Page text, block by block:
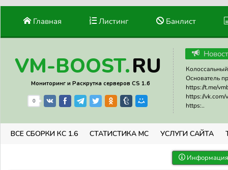
Главная Листинг Банлист
VM-BOOST.RU
Мониторинг и Раскрутка серверов CS 1.6
0
Основатель
https://t.me/
https://vk.com/
https:..
ВСЕ СБОРКИ КС 1.6 СТАТИСТИКА МС УСЛУГИ САЙТА